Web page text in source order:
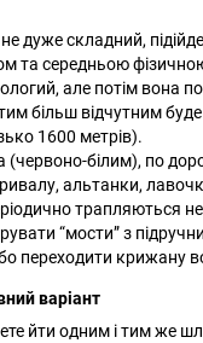
дуже складний,
та середньою
але потім вона
більш відчутним
1600 метрів).
білим), по
альтанки,
трапляються
“мости” з
переходити крижану
варіант
йти одним і тим же